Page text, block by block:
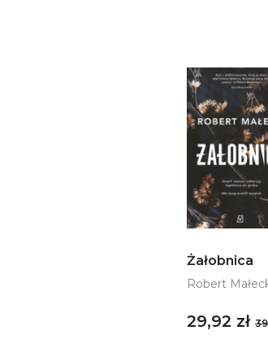
Żałobnica
Robert
29,92 zł